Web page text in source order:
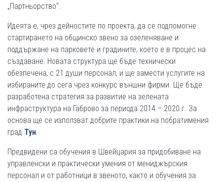
„Партньорство“.
Идеята е, чрез дейностите по проекта, да се подпомогне
стартирането на общинско звено за озеленяване и
поддържане на парковете и градините, което е в процес на
създаване. Новата структура ще бъде технически
обезпечена, с 21 души персонал, и ще замести услугите на
избираните до сега чрез конкурс външни фирми. Ще бъде
разработена стратегия за развитие на зелената
инфраструктура на Габрово за периода 2014 – 2020 г. За
основа ще се използват добрите практики на побратимения
град Тун.
Предвидени са обучения в Швейцария за придобиване на
управленски и практически умения от мениджърския
персонал и от работници в звеното, както и обучения за